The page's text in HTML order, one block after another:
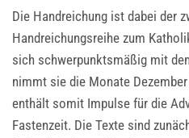
Die Handreichung ist dabei der
Handreichungsreihe zum
sich schwerpunktsmäßig mit
nimmt sie die Monate
enthält somit Impulse für die
Fastenzeit. Die Texte sind